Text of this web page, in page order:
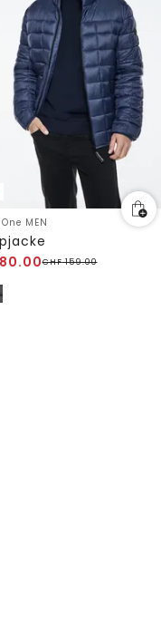
MEN
80.00CHF159.00